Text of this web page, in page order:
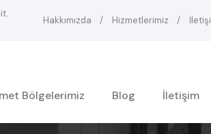
Hakkımızda Hizmetlerimiz
Bölgelerimiz Blog İletişim